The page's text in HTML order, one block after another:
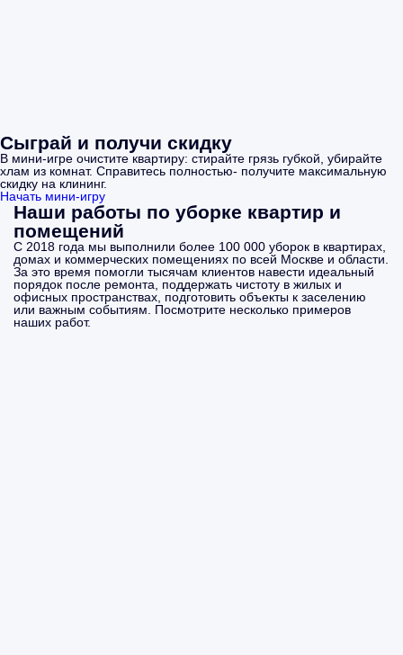
Сыграй и получи скидку
В мини-игре очистите квартиру: стирайте грязь губкой, убирайте
хлам из комнат. Справитесь полностью- получите максимальную
скидку на клининг.
Начать мини-игру
Наши работы по уборке квартир и
помещений
С 2018 года мы выполнили более 100 000 уборок в квартирах,
домах и коммерческих помещениях по всей Москве и области.
За это время помогли тысячам клиентов навести идеальный
порядок после ремонта, поддержать чистоту в жилых и
офисных пространствах, подготовить объекты к заселению
или важным событиям. Посмотрите несколько примеров
наших работ.